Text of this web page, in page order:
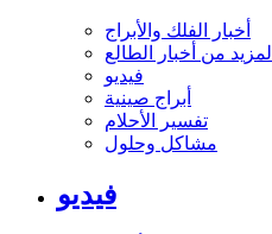
أخبار الفلك والأبراج
المزيد من أخبار الطالع
فيديو
أبراج صينية
تفسير الأحلام
مشاكل وحلول
فيديو